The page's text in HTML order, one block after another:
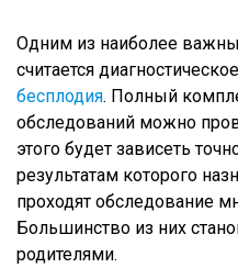
Одним из наиболее
считается
бесплодия. Полный
обследований можно
этого будет зависеть
результатам которого
проходят обследование
Большинство из них
родителями.